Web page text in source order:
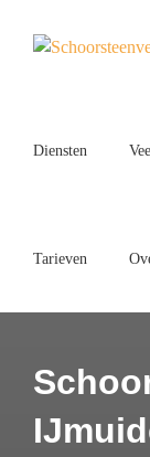
Diensten
Tarieven